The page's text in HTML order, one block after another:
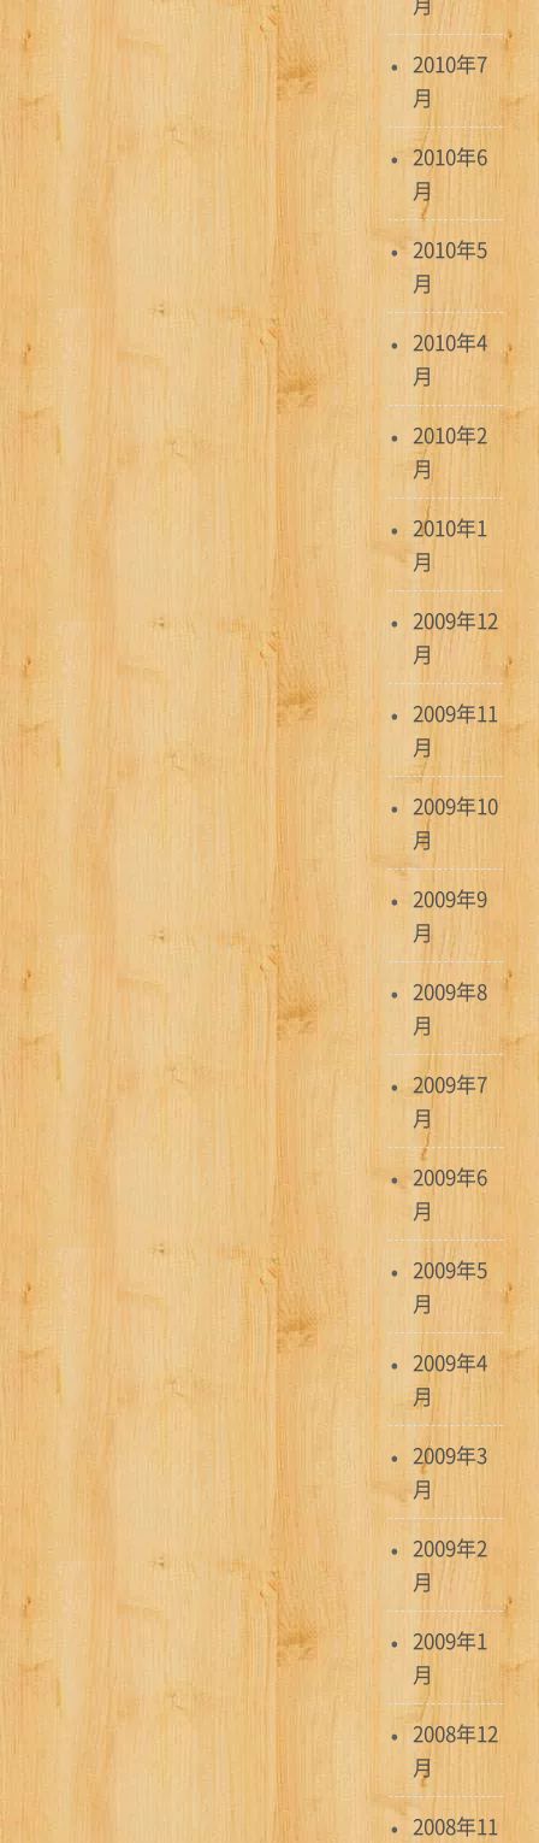
2010年7
月
2010年6
月
2010年5
月
2010年4
月
2010年2
月
2010年1
月
2009年12
月
2009年11
月
2009年10
月
2009年9
月
2009年8
月
2009年7
月
2009年6
月
2009年5
月
2009年4
月
2009年3
月
2009年2
月
2009年1
月
2008年12
月
2008年11